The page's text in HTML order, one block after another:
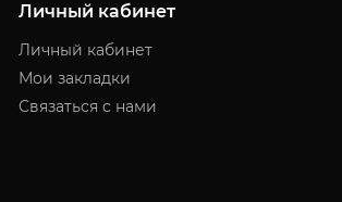
Личный кабинет
Личный кабинет
Мои закладки
Связаться с нами